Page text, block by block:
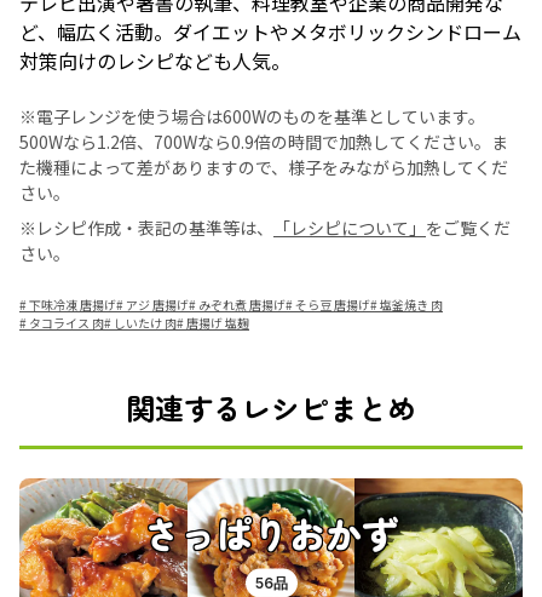
ど、幅広く活動。ダイエットやメタボリックシンドローム
対策向けのレシピなども人気。
※電子レンジを使う場合は600Wのものを基準としています。
500Wなら1.2倍、700Wなら0.9倍の時間で加熱してください。ま
た機種によって差がありますので、様子をみながら加熱してくだ
さい。
※レシピ作成・表記の基準等は、
「レシピについて」 をご覧くだ
さい。
#下味冷凍 唐揚げ# アジ 唐揚げ# みぞれ煮 唐揚げ#そら豆 唐揚げ#塩釜焼き 肉
# タコライス 肉# しいたけ 肉#唐揚げ 塩麹
関連するレシピまとめ
さっぱりおかず
56品